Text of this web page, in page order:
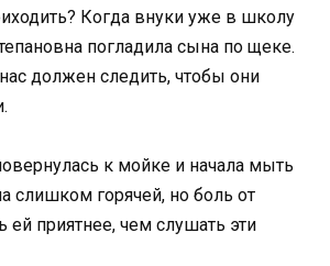
Когда внуки уже в школу
погладила сына по щеке.
должен следить, чтобы они
к мойке и начала мыть
слишком горячей, но боль от
ей приятнее, чем слушать эти